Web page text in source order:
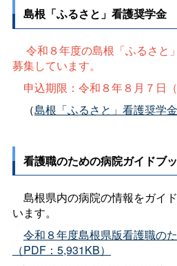
島根「ふるさと」看護奨学金
令和８年度の島根「ふるさと
募集しています。
申込期限：令和８年８月７日（
（島根「ふるさと」看護奨学
看護職のための病院ガイドブ
島根県内の病院の情報をガイ
います。
令和８年度島根県版看護職の
（PDF：5,931KB）